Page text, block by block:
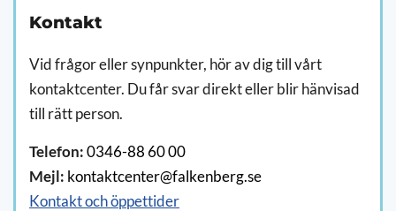
Kontakt
Vid frågor eller synpunkter, hör av dig till vårt
kontaktcenter. Du får svar direkt eller blir hänvisad
till rätt person.
Telefon: 0346-88 60 00
Mejl: kontaktcenter@falkenberg.se
Kontakt och öppettider